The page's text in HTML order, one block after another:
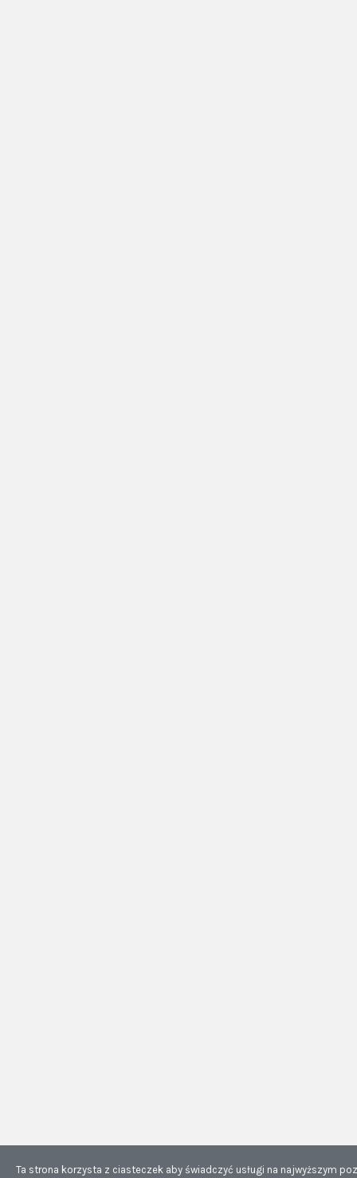
Ta strona korzysta z ciasteczek aby świadczyć usługi na najwyższym